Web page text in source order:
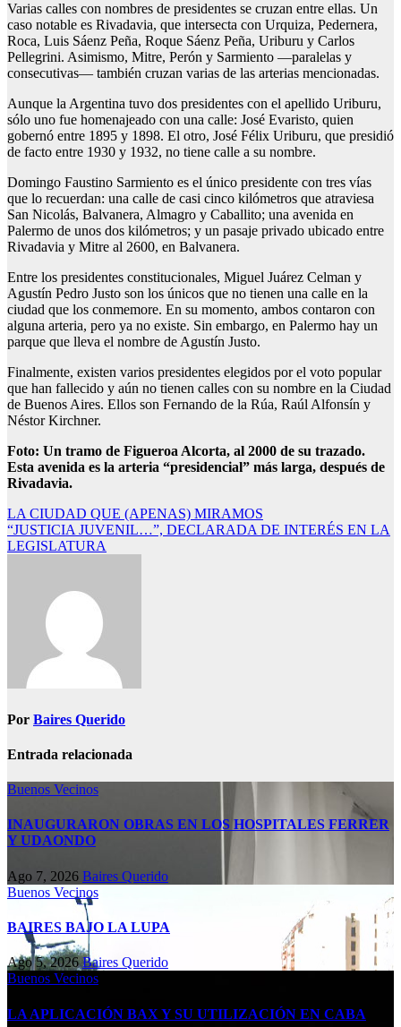
Varias calles con nombres de presidentes se cruzan entre ellas. Un
caso notable es Rivadavia, que intersecta con Urquiza, Pedernera,
Roca, Luis Sáenz Peña, Roque Sáenz Peña, Uriburu y Carlos
Pellegrini. Asimismo, Mitre, Perón y Sarmiento —paralelas y
consecutivas— también cruzan varias de las arterias mencionadas.
Aunque la Argentina tuvo dos presidentes con el apellido Uriburu,
sólo uno fue homenajeado con una calle: José Evaristo, quien
gobernó entre 1895 y 1898. El otro, José Félix Uriburu, que presidió
de facto entre 1930 y 1932, no tiene calle a su nombre.
Domingo Faustino Sarmiento es el único presidente con tres vías
que lo recuerdan: una calle de casi cinco kilómetros que atraviesa
San Nicolás, Balvanera, Almagro y Caballito; una avenida en
Palermo de unos dos kilómetros; y un pasaje privado ubicado entre
Rivadavia y Mitre al 2600, en Balvanera.
Entre los presidentes constitucionales, Miguel Juárez Celman y
Agustín Pedro Justo son los únicos que no tienen una calle en la
ciudad que los conmemore. En su momento, ambos contaron con
alguna arteria, pero ya no existe. Sin embargo, en Palermo hay un
parque que lleva el nombre de Agustín Justo.
Finalmente, existen varios presidentes elegidos por el voto popular
que han fallecido y aún no tienen calles con su nombre en la Ciudad
de Buenos Aires. Ellos son Fernando de la Rúa, Raúl Alfonsín y
Néstor Kirchner.
Foto: Un tramo de Figueroa Alcorta, al 2000 de su trazado.
Esta avenida es la arteria “presidencial” más larga, después de
Rivadavia.
Navegación
de
LA CIUDAD QUE (APENAS) MIRAMOS
“JUSTICIA JUVENIL…”, DECLARADA DE INTERÉS EN LA
LEGISLATURA
Por Baires Querido
Entrada relacionada
Buenos Vecinos
INAUGURARON OBRAS EN LOS HOSPITALES FERRER
Y UDAONDO
Ago 7, 2026 Baires Querido
Buenos Vecinos
BAIRES BAJO LA LUPA
Ago 5, 2026Baires Querido
Buenos Vecinos
LA APLICACIÓN BAX Y SU UTILIZACIÓN EN CABA